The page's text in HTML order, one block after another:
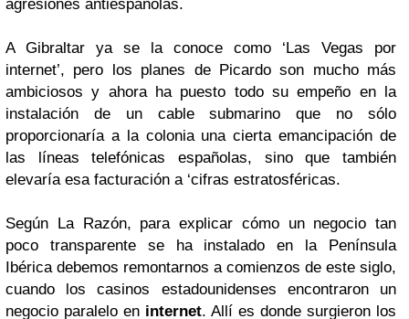
agresiones antiespañolas.
A Gibraltar ya se la conoce como ‘Las Vegas por
internet’, pero los planes de Picardo son mucho más
ambiciosos y ahora ha puesto todo su empeño en la
instalación de un cable submarino que no sólo
proporcionaría a la colonia una cierta emancipación de
las líneas telefónicas españolas, sino que también
elevaría esa facturación a ‘cifras estratosféricas.
Según La Razón, para explicar cómo un negocio tan
poco transparente se ha instalado en la Península
Ibérica debemos remontarnos a comienzos de este siglo,
cuando los casinos estadounidenses encontraron un
negocio paralelo en internet. Allí es donde surgieron los